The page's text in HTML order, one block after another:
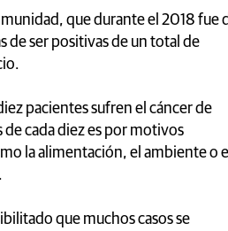
que durante el 2018 fue
de ser positivas de un total de
pacientes sufren el cáncer de
cada diez es por motivos
la alimentación, el ambiente o el
que muchos casos se